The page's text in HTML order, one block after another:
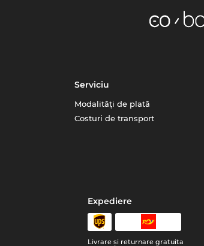
Serviciu
Modalități de plată
Costuri de transport
Expediere
Livrare şi returnare gratuita